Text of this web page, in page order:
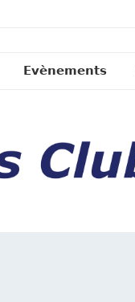
Evènements